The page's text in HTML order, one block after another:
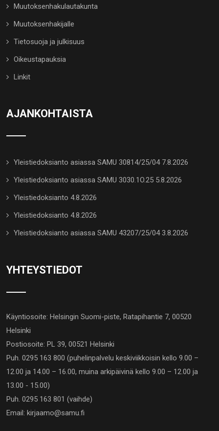
Muutoksenhakulautakunta
Muutoksenhakijalle
Tietosuoja ja julkisuus
Oikeustapauksia
Linkit
AJANKOHTAISTA
Yleistiedoksianto asiassa SAMU 30814/25/04 7.8.2026
Yleistiedoksianto asiassa SAMU 3030.1O.25 5.8.2026
Yleistiedoksianto 4.8.2026
Yleistiedoksianto 4.8.2026
Yleistiedoksianto asiassa SAMU 43207/25/04 3.8.2026
YHTEYSTIEDOT
Käyntiosoite: Helsingin Suomi-piste, Ratapihantie 7, 00520
Helsinki
Postiosoite: PL 39, 00521 Helsinki
Puh. 0295 163 800 (puhelinpalvelu keskiviikkoisin kello 9.00 –
12.00 ja 14.00 – 16.00, muina arkipäivinä kello 9.00 – 12.00 ja
13.00 - 15.00)
Puh. 0295 163 801 (vaihde)
Email: kirjaamo@samu.fi